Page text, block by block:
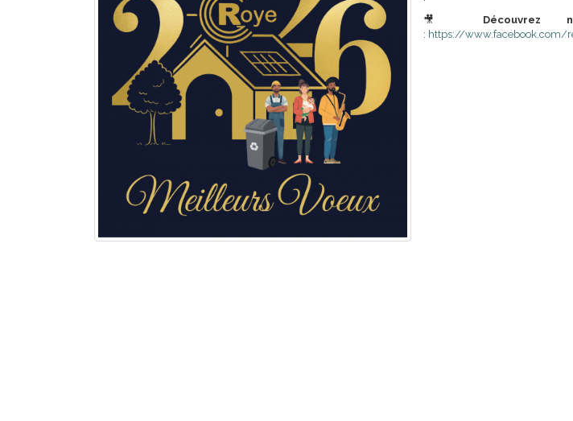
🎥 Découvrez
: https://www.facebook.com/